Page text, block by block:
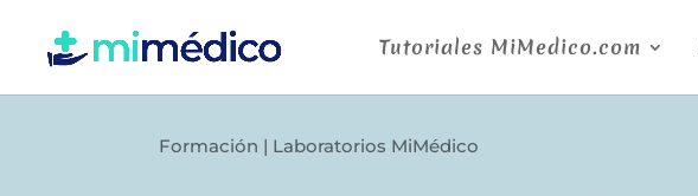
Tutoriales MiMedico.com
Formación | Laboratorios MiMédico